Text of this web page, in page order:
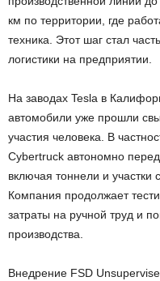
км по территории, где
техника. Этот шаг стал
логистики на предприятии.
На заводах Tesla в
автомобили уже прошли
участия человека. В
Cybertruck автономно
включая тоннели и
Компания продолжает
затраты на ручной труд и
производства.
Внедрение FSD